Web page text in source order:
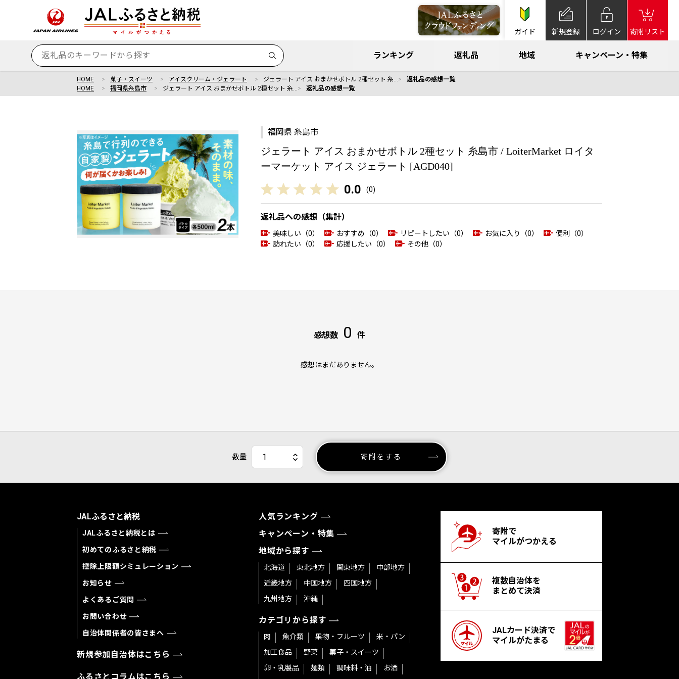
ガイド 新規登録 ログイン 寄附リスト
ランキング 返礼品 地域 キャンペーン・特集
HOME 菓子・スイーツ アイスクリーム・ジェラート ジェラート アイス おまかせボトル 2種セット 糸…
返礼品の感想一覧
HOME
福岡県糸島市 ジェラート アイス おまかせボトル 2種セット 糸… 返礼品の感想一覧
福岡県 糸島市
ジェラート アイス おまかせボトル 2種セット 糸島市 / LoiterMarket ロイタ
ーマーケット アイス ジェラート [AGD040]
0.0 (0)
返礼品への感想（集計）
美味しい（0） おすすめ（0） リピートしたい（0） お気に入り（0）
便利（0）
訪れたい（0）
応援したい（0） その他（0）
感想数 0 件
感想はまだありません。
数量 寄附をする
JALふるさと納税
JALふるさと納税とは
初めてのふるさと納税
控除上限額シミュレーション
お知らせ
よくあるご質問
お問い合わせ
自治体関係者の皆さまへ
新規参加自治体はこちら
ふるさとコラムはこちら
人気ランキング
キャンペーン・特集
地域から探す
北海道 東北地方 関東地方
中部地方
近畿地方
中国地方
四国地方
九州地方
沖縄
カテゴリから探す
肉 魚介類 果物・フルーツ
米・パン
加工食品
野菜
菓子・スイーツ
卵・乳製品
麺類 調味料・油 お酒
寄附で
マイルがつかえる
複数自治体を
まとめて決済
JALカード決済で
マイルがたまる